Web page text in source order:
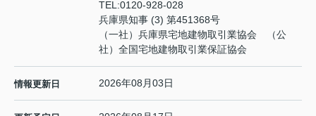
TEL:0120-928-028
兵庫県知事 (3) 第451368号
（一社）兵庫県宅地建物取引業協会 （公
社）全国宅地建物取引業保証協会
情報更新日 2026年08月03日